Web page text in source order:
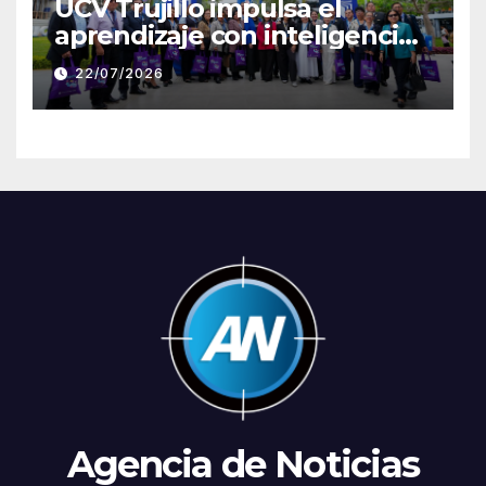
UCV Trujillo impulsa el
aprendizaje con inteligencia
artificial a través de Google
Gemini
22/07/2026
Agencia de Noticias